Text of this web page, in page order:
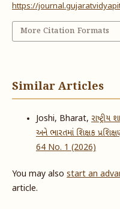
https://
More Citation Formats
Similar Articles
Joshi, Bharat,
અને ભારતમાં શિક્ષક
64 No. 1 (2026)
You may also start an
article.